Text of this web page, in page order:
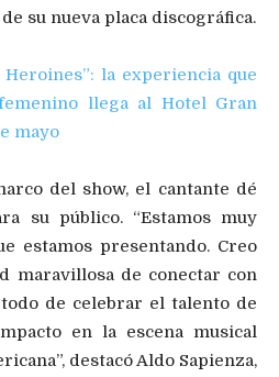
su nueva placa discográfica.
Heroines”: la experiencia que
llega al Hotel Gran
mayo
del show, el cantante dé
su público. “Estamos muy
estamos presentando. Creo
maravillosa de conectar con
de celebrar el talento de
en la escena musical
destacó Aldo Sapienza,